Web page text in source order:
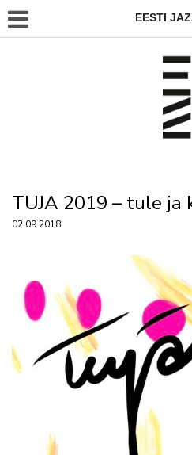
EESTI
TUJA 2019 – tule ja
02.09.2018